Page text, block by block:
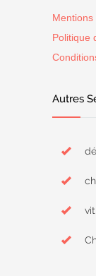
Mentions
Politique
Autres